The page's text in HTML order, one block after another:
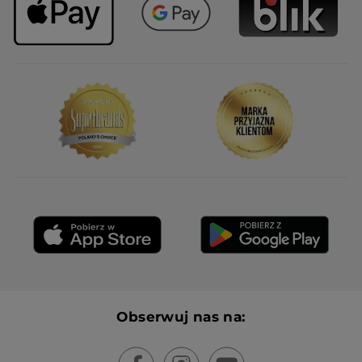
Obserwuj nas na: